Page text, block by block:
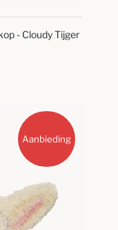
- Cloudy Tijger
Aanbieding